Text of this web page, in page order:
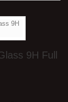
9H Full